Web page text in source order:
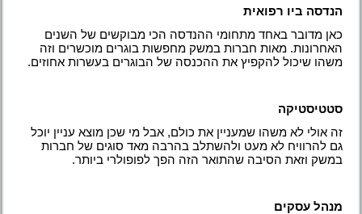
הנדסה ביו רפואית
כאן מדובר באחד מתחומי ההנדסה הכי מבוקשים של השנים
האחרונות. מאות חברות במשק מחפשות בוגרים מוכשרים וזה
משהו שיכול להקפיץ את ההכנסה של הבוגרים בעשרות אחוזים.
סטטיסטיקה
זה אולי לא משהו שמעניין את כולם, אבל מי שכן מוצא עניין יוכל
גם להרוויח לא מעט ולהשתלב בהרבה מאד סוגים של חברות
במשק וזאת הסיבה שהתואר הזה הפך לפופולרי ביותר.
מנהל עסקים